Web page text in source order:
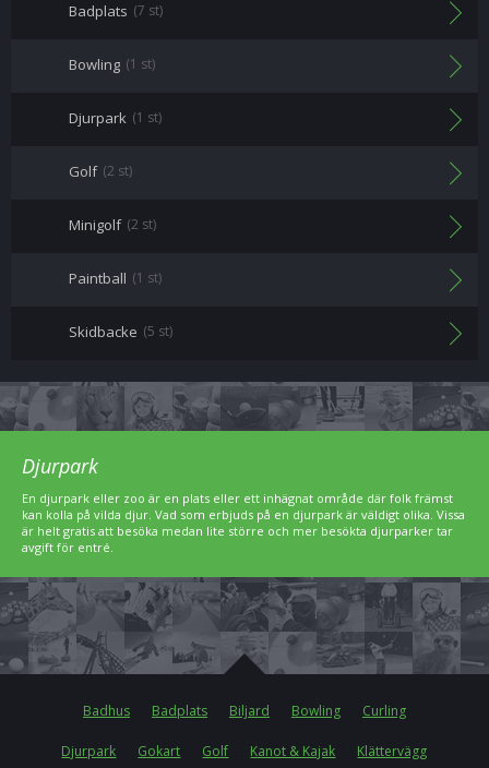
Badplats (7 st)
Bowling (1 st)
Djurpark (1 st)
Golf (2 st)
Minigolf (2 st)
Paintball (1 st)
Skidbacke (5 st)
Djurpark
En djurpark eller zoo är en plats eller ett inhägnat område där folk främst
kan kolla på vilda djur. Vad som erbjuds på en djurpark är väldigt olika. Vissa
är helt gratis att besöka medan lite större och mer besökta djurparker tar
avgift för entré.
Badhus Badplats Biljard Bowling Curling
Djurpark Gokart Golf Kanot & Kajak Klättervägg